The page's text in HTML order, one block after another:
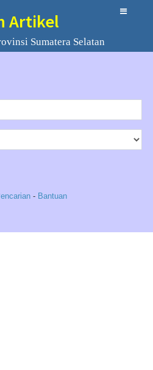
Artikel
Sumatera Selatan
- Bantuan